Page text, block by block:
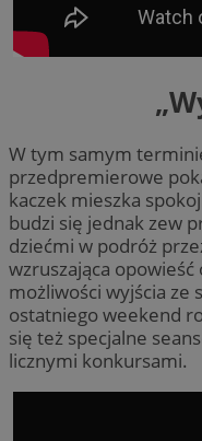
W tym samym
przedpremierowe
kaczek mieszka
budzi się jednak zew
dziećmi w podróż
wzruszająca
możliwości wyjścia
ostatniego weekend
się też specjalne
licznymi konkursami.